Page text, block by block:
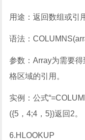
用途：返回数组或引
语法：
参数：Array为需要
格区域的引用。
实例：公式
({5，4;4，5})返回2。
6.HLOOKUP